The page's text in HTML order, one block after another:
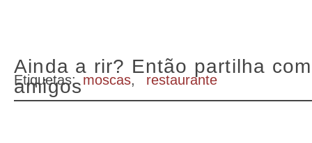
Ainda a rir? Então partilha
amigos
Etiquetas: moscas, restaurante